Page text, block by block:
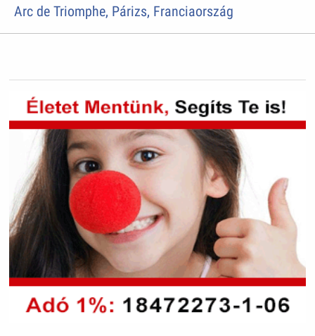
Arc de Triomphe, Párizs, Franciaország